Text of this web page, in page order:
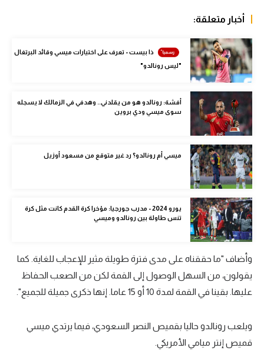
كرة يد
كرة طائرة
الوطن العربي
في المونديال
رياضة نسائية
آسيا
ركن الألعاب
أقسام خاصة
Gamers
ميركاتو
تحقيق في الجول
تقرير في الجول
أخبار متعلقة:
ذا بيست - تعرف على اختيارات ميسي وقائد البرتغال
"ليس رونالدو"
أفشة: رونالدو هو من يقلدني.. وهدفي في الزمالك لا يسجله
سوى ميسي ودي بروين
ميسي أم رونالدو؟ رد غير متوقع من مسعود أوزيل
يورو 2024 - مدرب جورجيا: مؤخرا كرة القدم كانت مثل كرة
تنس طاولة بين رونالدو وميسي
وأضاف "ما حققناه على مدى فترة طويلة مثير للإعجاب للغاية. كما
يقولون، من السهل الوصول إلى القمة لكن من الصعب الحفاظ
عليها. بقينا في القمة لمدة 10 أو 15 عاما. إنها ذكرى جميلة للجميع".
ويلعب رونالدو حاليا بقميص النصر السعودي، فيما يرتدي ميسي
قميص إنتر ميامي الأمريكي.